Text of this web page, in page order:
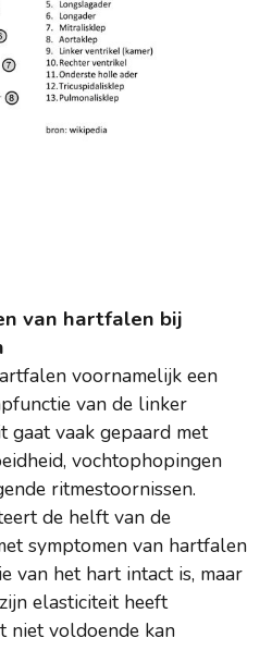
van hartfalen bij
voornamelijk een
van de linker
gaat vaak gepaard met
vochtophopingen
ritmestoornissen.
de helft van de
symptomen van hartfalen
van het hart intact is, maar
elasticiteit heeft
niet voldoende kan